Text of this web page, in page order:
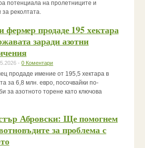
потенциала на пролетниците и
реколтата.
фермер продаде 195 хектара
заради азотни
-0 Коментари
продаде имение от 195,5 хектара в
за 6,8 млн. евро, посочвайки по-
за азотното торене като ключова
Абровски: Ще помогнем
за проблема с